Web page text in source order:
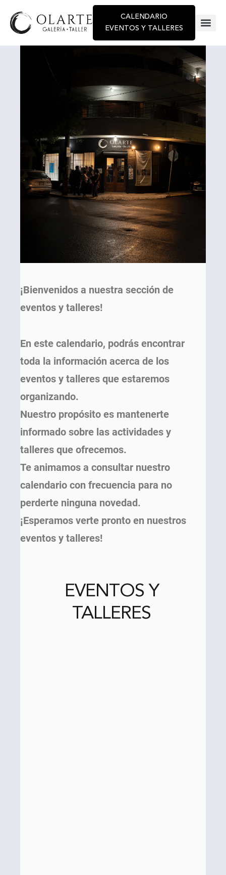
CALENDARIO
EVENTOS Y TALLERES
EVENTOS Y
TALLERES
¡Bienvenidos a nuestra sección de
eventos y talleres!
En este calendario, podrás encontrar
toda la información acerca de los
eventos y talleres que estaremos
organizando.
Nuestro propósito es mantenerte
informado sobre las actividades y
talleres que ofrecemos.
Te animamos a consultar nuestro
calendario con frecuencia para no
perderte ninguna novedad.
¡Esperamos verte pronto en nuestros
eventos y talleres!